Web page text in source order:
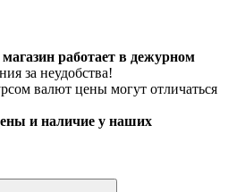
магазин работает в дежурном
за неудобства!
валют цены могут отличаться
и наличие у наших